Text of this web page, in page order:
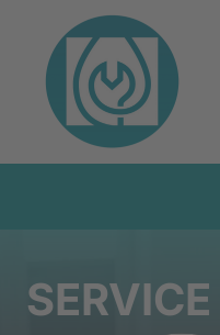
SERVICE